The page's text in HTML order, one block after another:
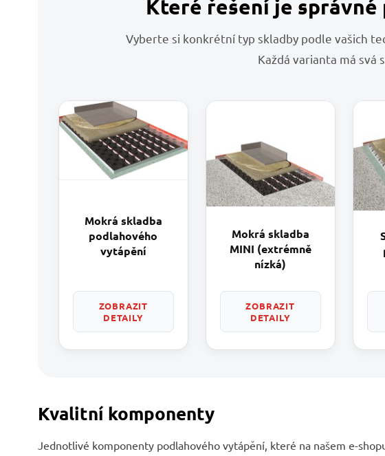
Které řešení je správné
Vyberte si konkrétní typ skladby podle vašich
Každá varianta má svá
Mokrá skladba
podlahového
vytápění
ZOBRAZIT
DETAILY
Mokrá skladba
MINI (extrémně
nízká)
ZOBRAZIT
DETAILY
Kvalitní komponenty
Jednotlivé komponenty podlahového vytápění, které na našem e-